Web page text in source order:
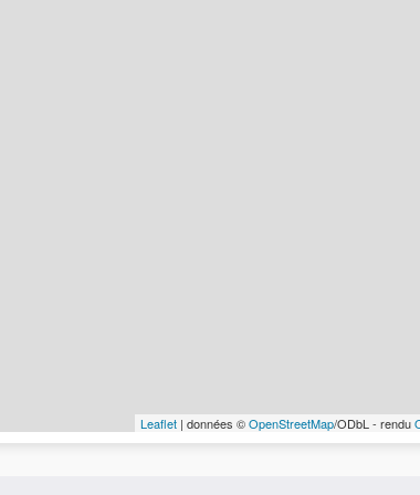
Leaflet | données ©OpenStreetMap/ODbL - rendu